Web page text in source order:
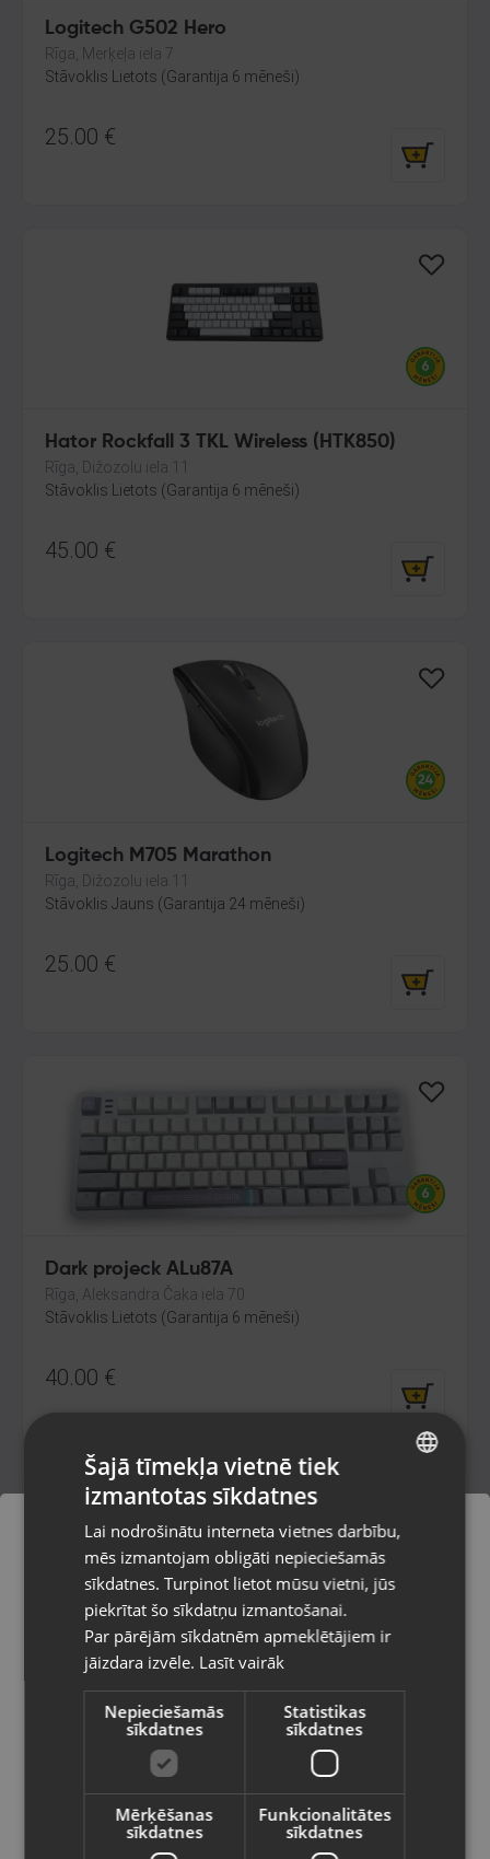
Logitech G502 Hero
Rīga, Merķeļa iela 7
Stāvoklis Lietots (Garantija 6 mēneši)
25.00 €
Hator Rockfall 3 TKL Wireless (HTK850)
Rīga, Dižozolu iela 11
Stāvoklis Lietots (Garantija 6 mēneši)
45.00 €
Logitech M705 Marathon
Rīga, Dižozolu iela 11
Stāvoklis Jauns (Garantija 24 mēneši)
25.00 €
Dark projeck ALu87A
Rīga, Aleksandra Čaka iela 70
Stāvoklis Lietots (Garantija 6 mēneši)
40.00 €
Daugavpils, 18.novembra iela 171-31
Stāvoklis Mazlietots (Garantija 12 mēneši)
70.00€
/mēn.
Pasūtījumi tiks piegādāti uz
izvēlēto valsti
Vietnes saturs būs attēlots izvēlētajā
valodā
Valsts
RUSSIAN
Šajā tīmekļa vietnē tiek
izmantotas sīkdatnes
Lai nodrošinātu interneta vietnes darbību,
mēs izmantojam obligāti nepieciešamās
sīkdatnes. Turpinot lietot mūsu vietni, jūs
piekrītat šo sīkdatņu izmantošanai.
Par pārējām sīkdatnēm apmeklētājiem ir
jāizdara izvēle. Lasīt vairāk
Nepieciešamās
sīkdatnes
Statistikas
sīkdatnes
Mērķēšanas
sīkdatnes
Funkcionalitātes
sīkdatnes